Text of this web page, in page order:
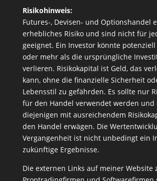
Risikohinweis:
Futures-, Devisen- und Optionshandel
erhebliches Risiko und sind nicht für
geeignet. Ein Investor könnte
oder mehr als die ursprüngliche
verlieren. Risikokapital ist Geld, das
kann, ohne die finanzielle Sicherheit
Lebensstil zu gefährden. Es sollte nur
für den Handel verwendet werden und
diejenigen mit ausreichendem
den Handel erwägen. Die
Vergangenheit ist nicht unbedingt ein
zukünftige Ergebnisse.
Die externen Links auf meiner Website